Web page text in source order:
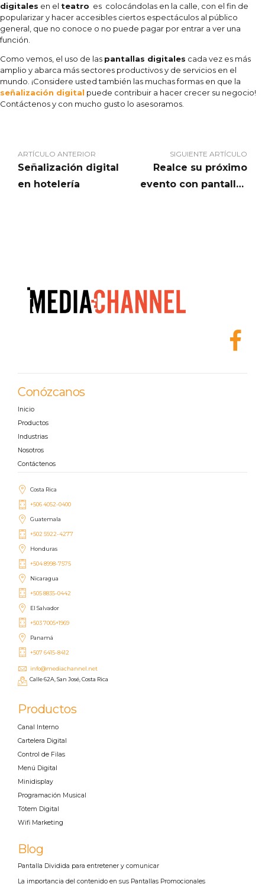
digitales en el teatro es colocándolas en la calle, con el fin de
popularizar y hacer accesibles ciertos espectáculos al público
general, que no conoce o no puede pagar por entrar a ver una
función.
Como vemos, el uso de las pantallas digitales cada vez es más
amplio y abarca más sectores productivos y de servicios en el
mundo. ¡Considere usted también las muchas formas en que la
señalización digital puede contribuir a hacer crecer su negocio!
Contáctenos y con mucho gusto lo asesoramos.
ARTÍCULO ANTERIOR
Señalización digital
en hotelería
SIGUIENTE ARTÍCULO
Realce su próximo
evento con pantallas
Conózcanos
Inicio
Productos
Industrias
Nosotros
Contáctenos
Costa Rica
+506 4052-0400
Guatemala
+502 5922-4277
Honduras
+504 8998-7575
Nicaragua
+505 8835-0442
El Salvador
+503 7005+1969
Panamá
+507 6415-8412
info@mediachannel.net
Calle 62A, San José, Costa Rica
Productos
Canal Interno
Cartelera Digital
Control de Filas
Menú Digital
Minidisplay
Programación Musical
Tótem Digital
Wifi Marketing
Blog
Pantalla Dividida para entretener y comunicar
La importancia del contenido en sus Pantallas Promocionales